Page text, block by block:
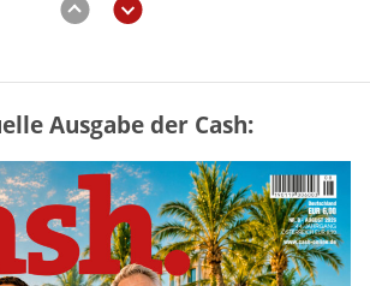
Zutritt: Wann Mieter
öffnen müssen
Ausgabe der Cash: